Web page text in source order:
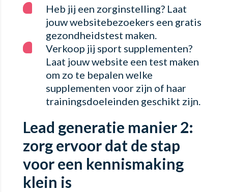
Heb jij een zorginstelling? Laat
jouw websitebezoekers een gratis
gezondheidstest maken.
Verkoop jij sport supplementen?
Laat jouw website een test maken
om zo te bepalen welke
supplementen voor zijn of haar
trainingsdoeleinden geschikt zijn.
Lead generatie manier 2:
zorg ervoor dat de stap
voor een kennismaking
klein is